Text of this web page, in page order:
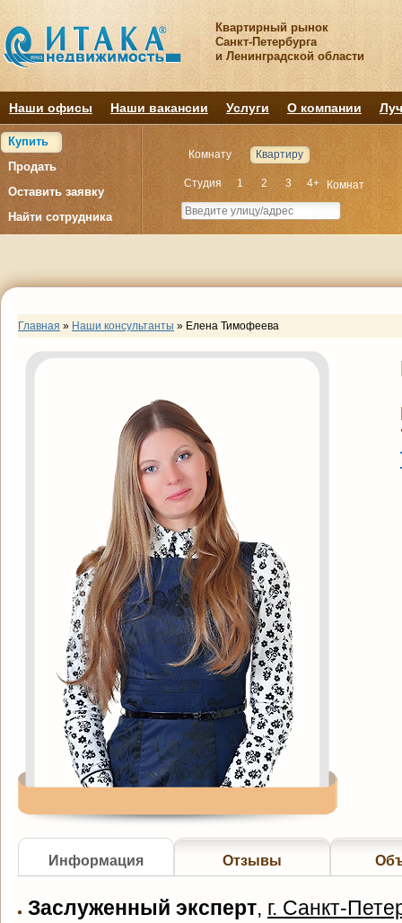
Квартирный рынок
Санкт-Петербурга
и Ленинградской области
Наши офисы Наши вакансии Услуги О компании
Купить
Продать
Оставить заявку
Найти сотрудника
Комнату Квартиру
Студия 1 2 3 4+ Комнат
Главная » Наши консультанты » Елена Тимофеева
Информация Отзывы
Заслуженный эксперт, г. Санкт-